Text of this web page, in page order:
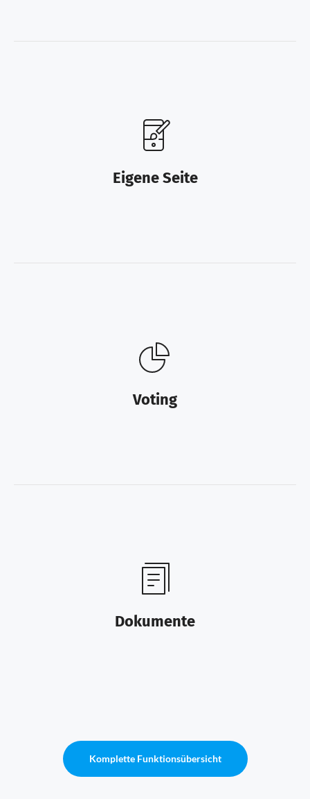
Eigene Seite
Voting
Dokumente
Komplette Funktionsübersicht